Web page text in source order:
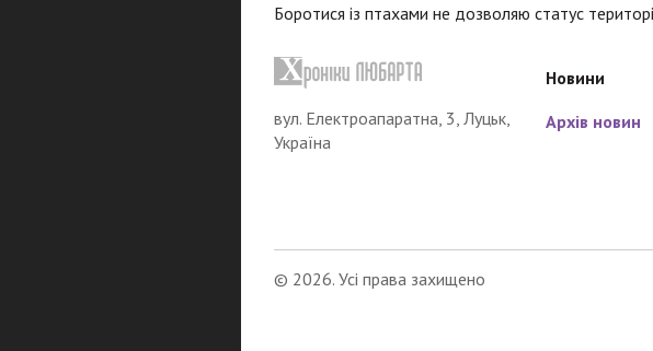
Боротися із птахами не дозволяю статус
вул. Електроапаратна, 3, Луцьк,
Україна
Новини
Архів новин
© 2026. Усі права захищено